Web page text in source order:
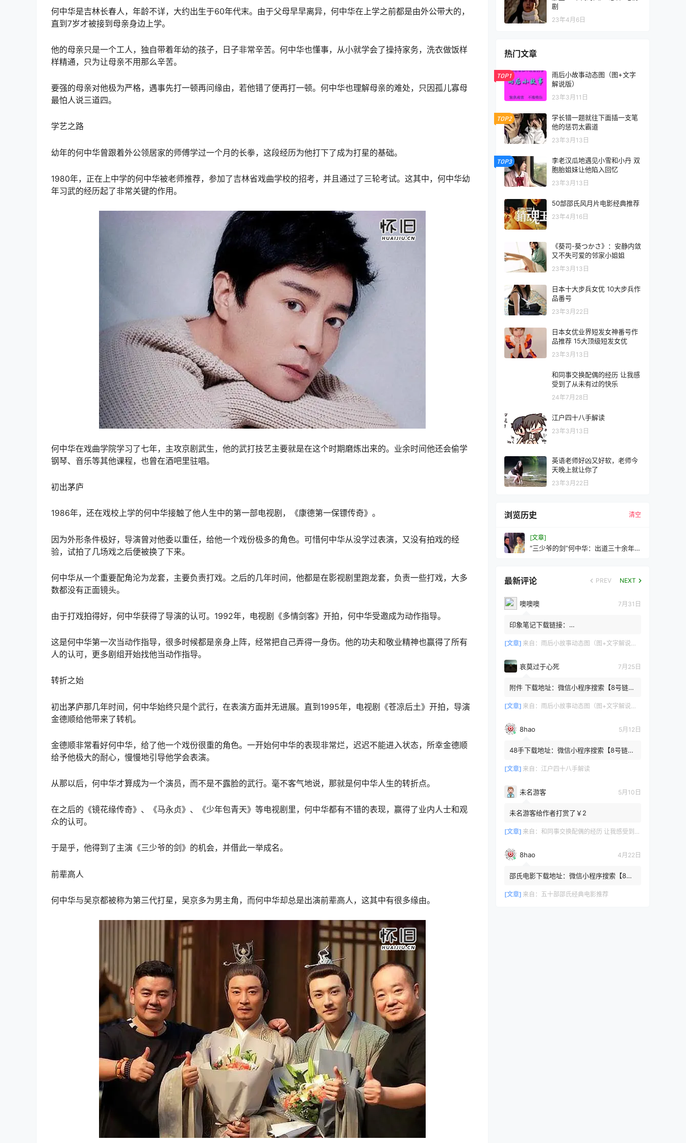
何中华是吉林长春人，年龄不详，大约出生于60年代末。由于父母早早离异，何中华在上学之前都是由外公带大的，
直到7岁才被接到母亲身边上学。
他的母亲只是一个工人，独自带着年幼的孩子，日子非常辛苦。何中华也懂事，从小就学会了操持家务，洗衣做饭样
样精通，只为让母亲不用那么辛苦。
要强的母亲对他极为严格，遇事先打一顿再问缘由，若他错了便再打一顿。何中华也理解母亲的难处，只因孤儿寡母
最怕人说三道四。
学艺之路
幼年的何中华曾跟着外公领居家的师傅学过一个月的长拳，这段经历为他打下了成为打星的基础。
1980年，正在上中学的何中华被老师推荐，参加了吉林省戏曲学校的招考，并且通过了三轮考试。这其中，何中华幼
年习武的经历起了非常关键的作用。
何中华在戏曲学院学习了七年，主攻京剧武生，他的武打技艺主要就是在这个时期磨炼出来的。业余时间他还会偷学
钢琴、音乐等其他课程，也曾在酒吧里驻唱。
初出茅庐
1986年，还在戏校上学的何中华接触了他人生中的第一部电视剧，《康德第一保镖传奇》。
因为外形条件极好，导演曾对他委以重任，给他一个戏份极多的角色。可惜何中华从没学过表演，又没有拍戏的经
验，试拍了几场戏之后便被换了下来。
何中华从一个重要配角沦为龙套，主要负责打戏。之后的几年时间，他都是在影视剧里跑龙套，负责一些打戏，大多
数都没有正面镜头。
由于打戏拍得好，何中华获得了导演的认可。1992年，电视剧《多情剑客》开拍，何中华受邀成为动作指导。
这是何中华第一次当动作指导，很多时候都是亲身上阵，经常把自己弄得一身伤。他的功夫和敬业精神也赢得了所有
人的认可，更多剧组开始找他当动作指导。
转折之始
初出茅庐那几年时间，何中华始终只是个武行，在表演方面并无进展。直到1995年，电视剧《苍凉后土》开拍，导演
金德顺给他带来了转机。
金德顺非常看好何中华，给了他一个戏份很重的角色。一开始何中华的表现非常烂，迟迟不能进入状态，所幸金德顺
给予他极大的耐心，慢慢地引导他学会表演。
从那以后，何中华才算成为一个演员，而不是不露脸的武行。毫不客气地说，那就是何中华人生的转折点。
在之后的《镜花缘传奇》、《马永贞》、《少年包青天》等电视剧里，何中华都有不错的表现，赢得了业内人士和观
众的认可。
于是乎，他得到了主演《三少爷的剑》的机会，并借此一举成名。
前辈高人
何中华与吴京都被称为第三代打星，吴京多为男主角，而何中华却总是出演前辈高人，这其中有很多缘由。
剧
23年4月6日
热门文章
TOP1
雨后小故事动态图（图+文字
解说版）
23年3月11日
TOP2
学长错一题就往下面插一支笔
他的惩罚太霸道
23年3月13日
TOP3
李老汉瓜地遇见小雪和小丹 双
胞胎姐妹让他陷入回忆
23年3月13日
50部邵氏风月片电影经典推荐
23年4月16日
《葵司-葵つかさ》：安静内敛
又不失可爱的邻家小姐姐
23年3月13日
日本十大步兵女优 10大步兵作
品番号
23年3月22日
日本女优业界短发女神番号作
品推荐 15大顶级短发女优
23年3月13日
和同事交换配偶的经历 让我感
受到了从未有过的快乐
24年7月28日
江户四十八手解读
23年3月13日
英语老师好凶又好软，老师今
天晚上就让你了
23年3月22日
浏览历史 清空
[文章]
“三少爷的剑”何中华：出道三十余年零
最新评论 PREV NEXT
噢噢噢 7月31日
印象笔记下载链接：
[文章] 来自： 雨后小故事动态图（图+文字解说版）
哀莫过于心死 7月25日
附件 下载地址：微信小程序搜索【8号链
或保存下方二维码微信里...
[文章] 来自： 雨后小故事动态图（图+文字解说版）
8hao 5月12日
48手下载地址：微信小程序搜索【8号链
或保存下方二维码微信里识别
[文章] 来自： 江户四十八手解读
未名游客 5月10日
未名游客给作者打赏了￥2
[文章] 来自： 和同事交换配偶的经历 让我感受到了从未有过的快乐
8hao 4月22日
邵氏电影下载地址：微信小程序搜索【8号
令或保存下方二维码微...
[文章] 来自： 五十部邵氏经典电影推荐